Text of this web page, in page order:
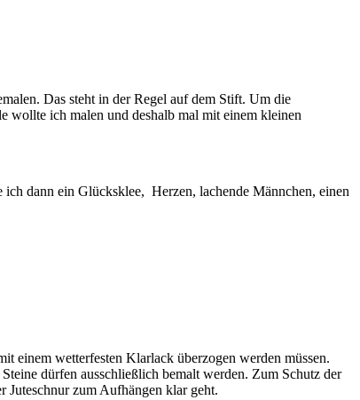
Das steht in der Regel auf dem Stift. Um die
wollte ich malen und deshalb mal mit einem kleinen
dann ein Glücksklee, Herzen, lachende Männchen, einen
einem wetterfesten Klarlack überzogen werden müssen.
dürfen ausschließlich bemalt werden. Zum Schutz der
Juteschnur zum Aufhängen klar geht.